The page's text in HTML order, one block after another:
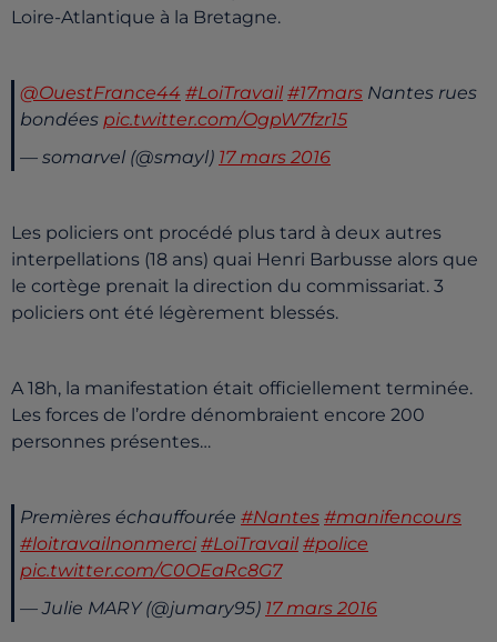
Loire-Atlantique à la Bretagne.
@OuestFrance44 #LoiTravail #17mars Nantes rues
bondées pic.twitter.com/OgpW7fzr15
— somarvel (@smayl) 17 mars 2016
Les policiers ont procédé plus tard à deux autres
interpellations (18 ans) quai Henri Barbusse alors que
le cortège prenait la direction du commissariat. 3
policiers ont été légèrement blessés.
A 18h, la manifestation était officiellement terminée.
Les forces de l’ordre dénombraient encore 200
personnes présentes…
Premières échauffourée #Nantes #manifencours
#loitravailnonmerci #LoiTravail #police
pic.twitter.com/C0OEaRc8G7
— Julie MARY (@jumary95) 17 mars 2016